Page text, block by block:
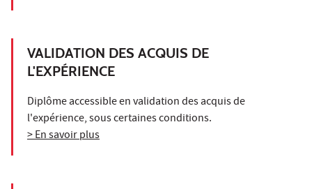
VALIDATION DES ACQUIS DE
L'EXPÉRIENCE
Diplôme accessible en validation des acquis de
l'expérience, sous certaines conditions.
> En savoir plus